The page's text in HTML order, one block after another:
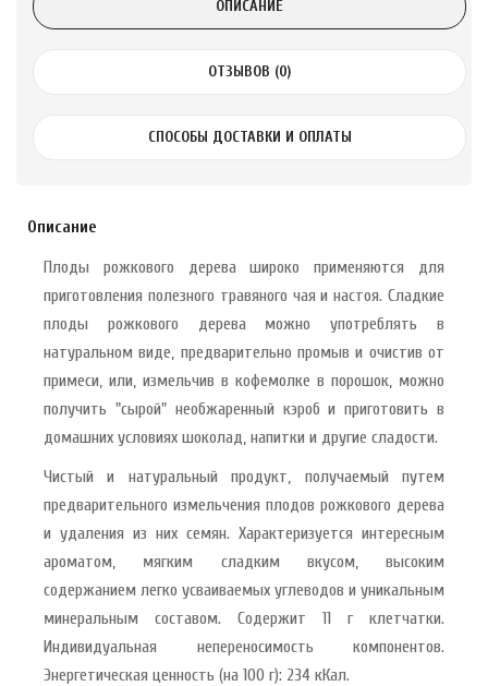
ОПИСАНИЕ
ОТЗЫВОВ (0)
СПОСОБЫ ДОСТАВКИ И ОПЛАТЫ
Описание
Плоды рожкового дерева широко применяются для
приготовления полезного травяного чая и настоя. Сладкие
плоды рожкового дерева можно употреблять в
натуральном виде, предварительно промыв и очистив от
примеси, или, измельчив в кофемолке в порошок, можно
получить "сырой" необжаренный кэроб и приготовить в
домашних условиях шоколад, напитки и другие сладости.
Чистый и натуральный продукт, получаемый путем
предварительного измельчения плодов рожкового дерева
и удаления из них семян. Характеризуется интересным
ароматом, мягким сладким вкусом, высоким
содержанием легко усваиваемых углеводов и уникальным
минеральным составом. Содержит 11 г клетчатки.
Индивидуальная непереносимость компонентов.
Энергетическая ценность (на 100 г): 234 кКал.